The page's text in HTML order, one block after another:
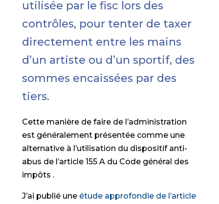
utilisée par le fisc lors des
contrôles, pour tenter de taxer
directement entre les mains
d’un artiste ou d’un sportif, des
sommes encaissées par des
tiers.
Cette manière de faire de l’administration
est généralement présentée comme une
alternative à l’utilisation du dispositif anti-
abus de l’article 155 A du Code général des
impôts .
J’ai publié une étude approfondie de l’article